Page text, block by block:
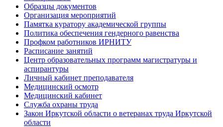
Образцы документов
Организация мероприятий
Памятка куратору академической группы
Политика обеспечения гендерного равенства
Профком работников ИРНИТУ
Расписание занятий
Центр образовательных программ магистратуры и
аспирантуры
Личный кабинет преподавателя
Медицинский осмотр
Медицинский кабинет
Служба охраны труда
Закон Иркутской области о ветеранах труда Иркутской
области